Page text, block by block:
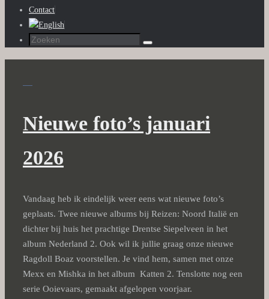
Contact
Zoeken
Zoeken
Nieuwe foto’s januari
2026
Vandaag heb ik eindelijk weer eens wat nieuwe foto’s
geplaats. Twee nieuwe albums bij Reizen: Noord Italië en
dichter bij huis het prachtige Drentse Siepelveen in het
album Nederland 2. Ook wil ik jullie graag onze nieuwe
Ragdoll Boaz voorstellen. Je vind hem, samen met onze
Mexx en Mishka in het album Katten 2. Tenslotte nog een
serie Ooievaars, gemaakt afgelopen voorjaar.